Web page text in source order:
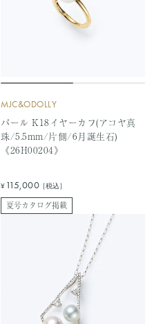
夏号カタログ掲載
MJC&ODOLLY
パール K18イヤーカフ(アコヤ真
珠/5.5mm/片側/6月誕生石)
《26H00204》
セ
ー
ル
¥ 115,000 (税込)